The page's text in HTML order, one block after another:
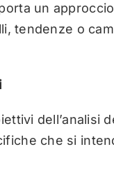
un
tendenze o
dell’analisi
che si